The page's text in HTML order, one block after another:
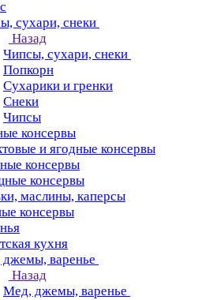
сухари, снеки
Назад
Чипсы, сухари, снеки
Попкорн
Сухарики и гренки
Снеки
Чипсы
консервы
и ягодные консервы
консервы
консервы
маслины, каперсы
консервы
кухня
варенье
Назад
Мед, джемы, варенье